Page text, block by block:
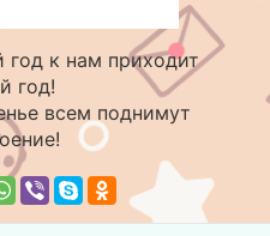
к нам приходит
год!
всем поднимут